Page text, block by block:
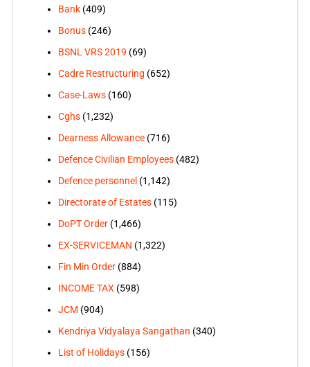
Bank(409)
Bonus(246)
BSNL VRS 2019 (69)
Cadre Restructuring (652)
Case-Laws(160)
Cghs(1,232)
Dearness Allowance(716)
Defence Civilian Employees(482)
Defence personnel (1,142)
Directorate of Estates(115)
DoPT Order(1,466)
EX-SERVICEMAN (1,322)
Fin Min Order(884)
INCOME TAX (598)
JCM (904)
Kendriya Vidyalaya Sangathan (340)
List of Holidays(156)